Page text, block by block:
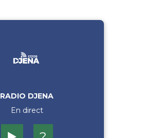
RADIO DJENA
En direct